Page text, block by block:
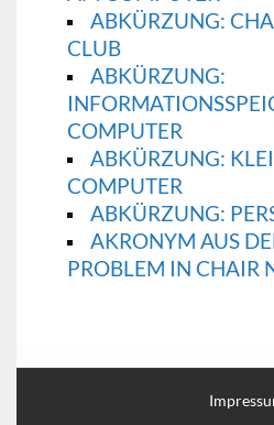
ABKÜRZUNG:
CLUB
ABKÜRZUNG:
COMPUTER
ABKÜRZUNG:
COMPUTER
ABKÜRZUNG:
AKRONYM AUS
PROBLEM IN CHAIR